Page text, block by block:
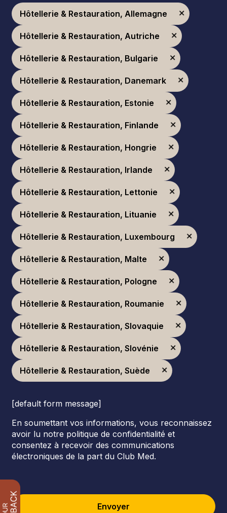
Hôtellerie & Restauration, Allemagne
Hôtellerie & Restauration, Autriche
Hôtellerie & Restauration, Bulgarie
Hôtellerie & Restauration, Danemark
Hôtellerie & Restauration, Estonie
Hôtellerie & Restauration, Finlande
Hôtellerie & Restauration, Hongrie
Hôtellerie & Restauration, Irlande
Hôtellerie & Restauration, Lettonie
Hôtellerie & Restauration, Lituanie
Hôtellerie & Restauration, Luxembourg
Hôtellerie & Restauration, Malte
Hôtellerie & Restauration, Pologne
Hôtellerie & Restauration, Roumanie
Hôtellerie & Restauration, Slovaquie
Hôtellerie & Restauration, Slovénie
Hôtellerie & Restauration, Suède
[default form message]
En soumettant vos informations, vous reconnaissez
avoir lu notre politique de confidentialité et
consentez à recevoir des communications
électroniques de la part du Club Med.
Envoyer